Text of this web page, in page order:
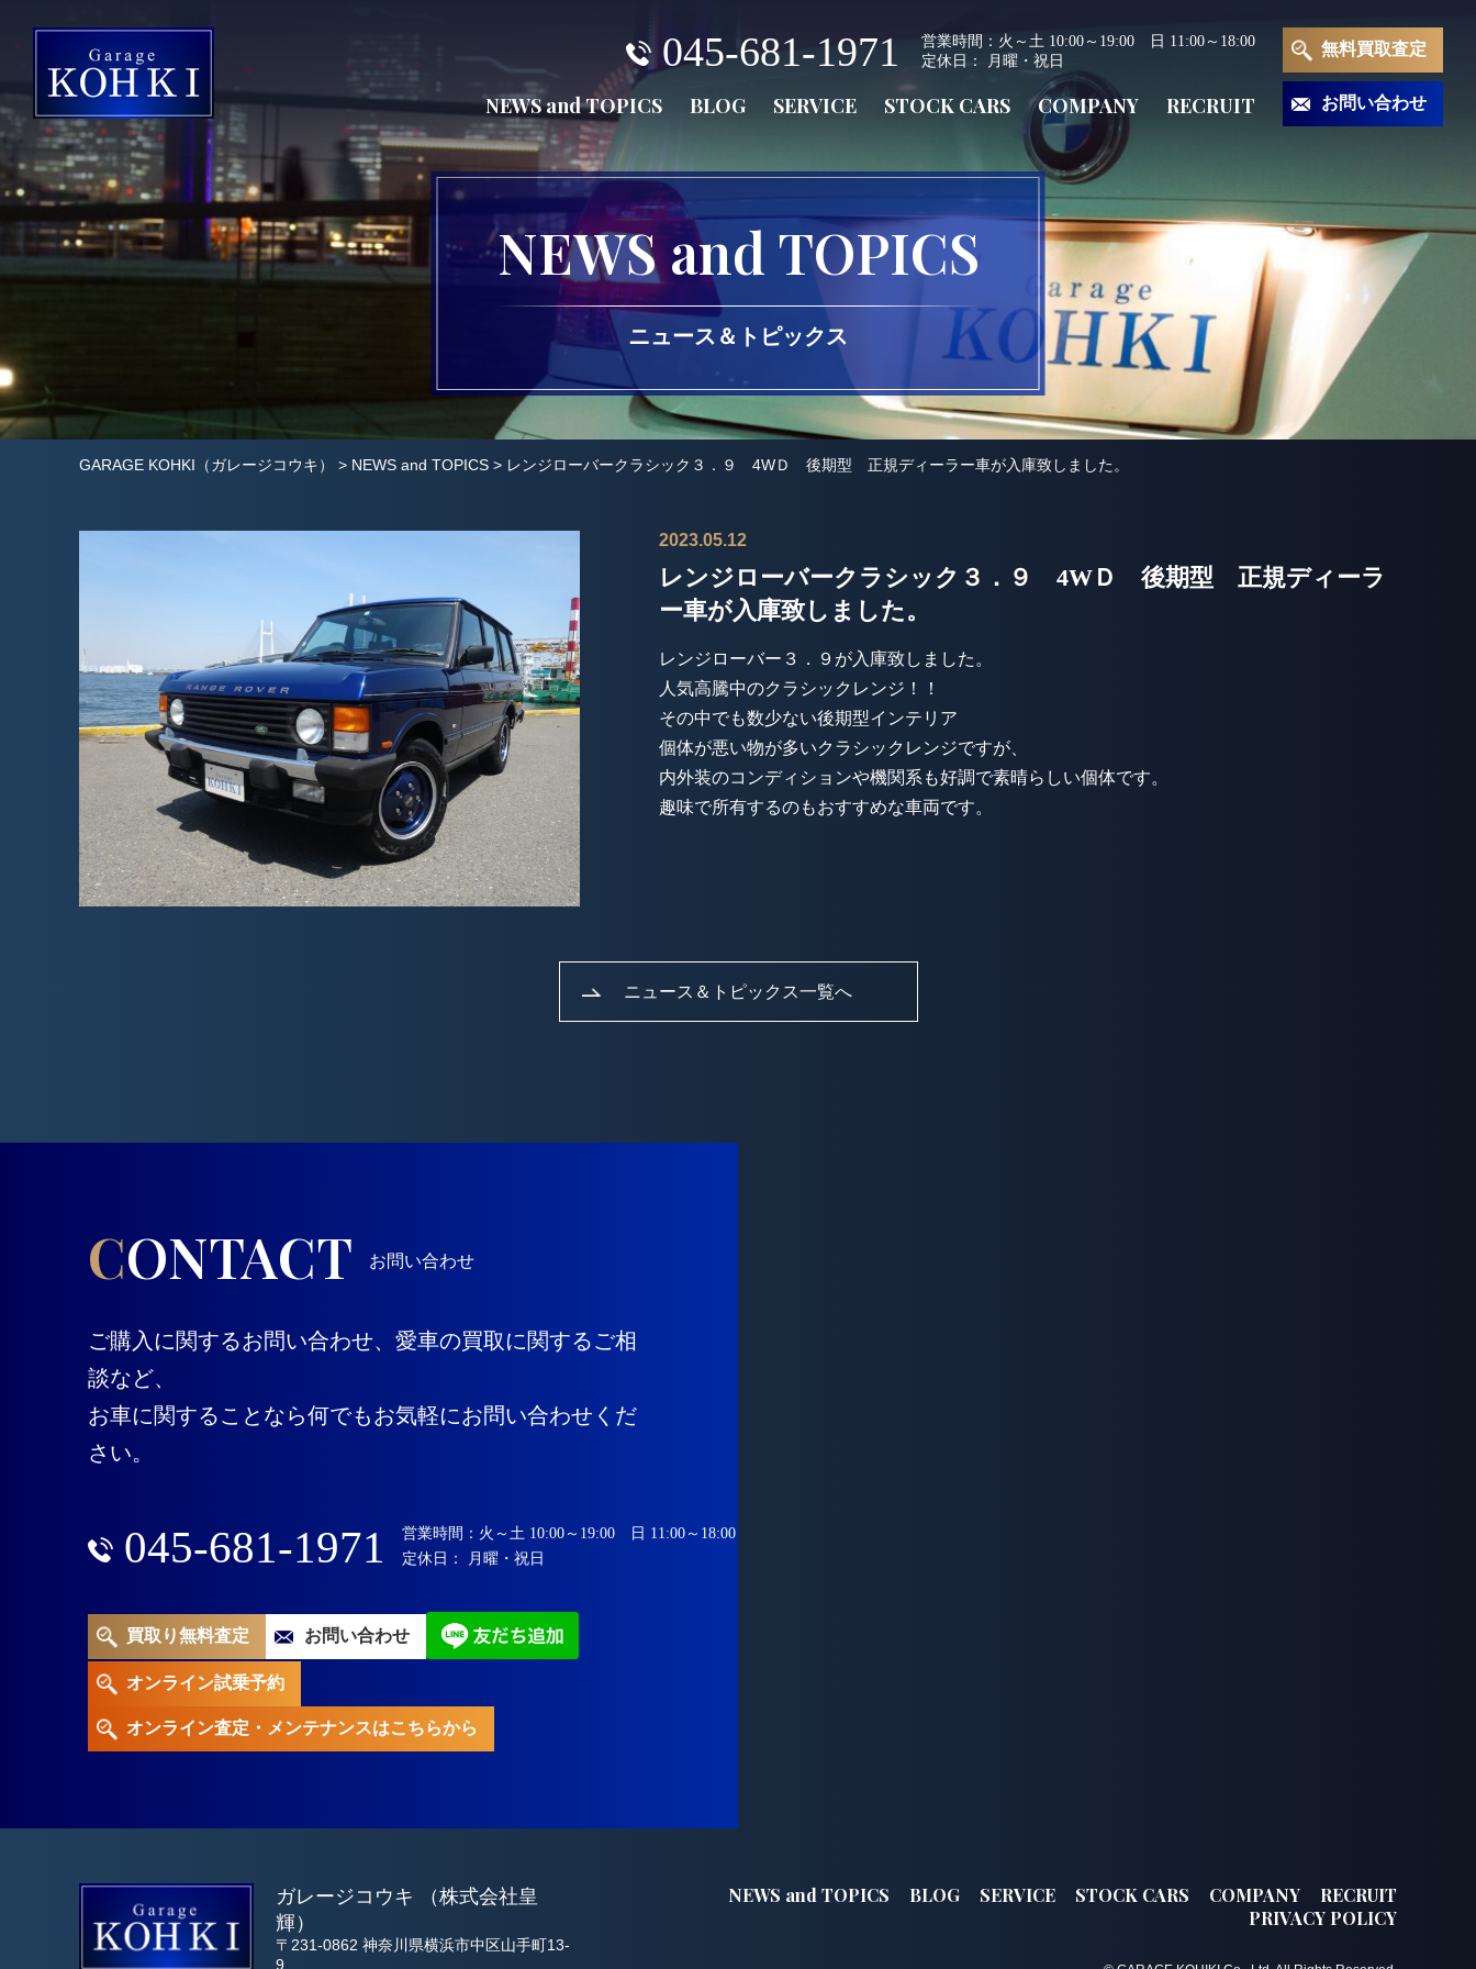
045-681-1971
営業時間：火～土 10:00～19:00 日 11:00～18:00
定休日： 月曜・祝日
NEWS and TOPICS BLOG SERVICE STOCK CARS COMPANY RECRUIT
無料買取査定
お問い合わせ
NEWS and TOPICS
ニュース＆トピックス
GARAGE KOHKI（ガレージコウキ） > NEWS and TOPICS > レンジローバークラシック３．９ 4WＤ 後期型 正規ディーラー車が入庫致しました。
2023.05.12
レンジローバークラシック３．９ 4WＤ 後期型 正規ディーラ
ー車が入庫致しました。
レンジローバー３．９が入庫致しました。
人気高騰中のクラシックレンジ！！
その中でも数少ない後期型インテリア
個体が悪い物が多いクラシックレンジですが、
内外装のコンディションや機関系も好調で素晴らしい個体です。
趣味で所有するのもおすすめな車両です。
ニュース＆トピックス一覧へ
CONTACT お問い合わせ
ご購入に関するお問い合わせ、愛車の買取に関するご相
談など、
お車に関することなら何でもお気軽にお問い合わせくだ
さい。
045-681-1971 営業時間：火～土 10:00～19:00
日 11:00～18:00
定休日： 月曜・祝日
買取り無料査定 お問い合わせ
オンライン試乗予約
オンライン査定・メンテナンスはこちらから
ガレージコウキ （株式会社皇
輝）
〒231-0862 神奈川県横浜市中区山手町13-
9
NEWS and TOPICS BLOG SERVICE STOCK CARS COMPANY
RECRUIT
PRIVACY POLICY